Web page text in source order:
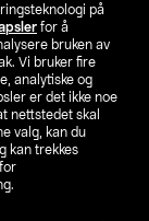
på
for å
bruken av
Vi bruker fire
analytiske og
er det ikke noe
nettstedet skal
valg, kan du
kan trekkes